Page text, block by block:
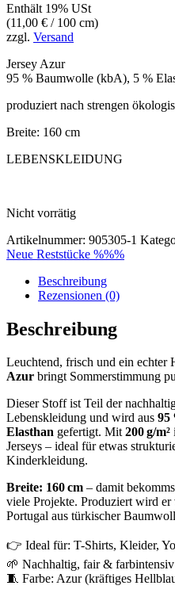
Enthält 19% USt
(11,00 € / 100 cm)
zzgl. Versand
Jersey Azur
95 % Baumwolle (kbA), 5 %
produziert nach strengen
Breite: 160 cm
LEBENSKLEIDUNG
Nicht vorrätig
Artikelnummer: 905305-1
Neue Reststücke %%%
Beschreibung
Rezensionen (0)
Beschreibung
Leuchtend, frisch und ein echter
Azur bringt Sommerstimmung
Dieser Stoff ist Teil der
Lebenskleidung und wird aus 95
Elasthan gefertigt. Mit200 g/m²
Jerseys – ideal für etwas
Kinderkleidung.
Breite: 160 cm – damit
viele Projekte. Produziert wird
Portugal aus türkischer
👉 Ideal für: T-Shirts, Kleider,
🌱 Nachhaltig, fair & farbintensiv
🧵 Farbe: Azur (kräftiges